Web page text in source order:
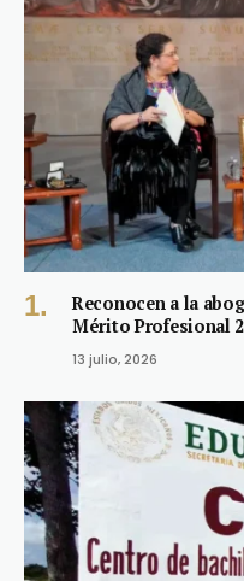
Reconocen a la
Mérito Profesional
13 julio, 2026